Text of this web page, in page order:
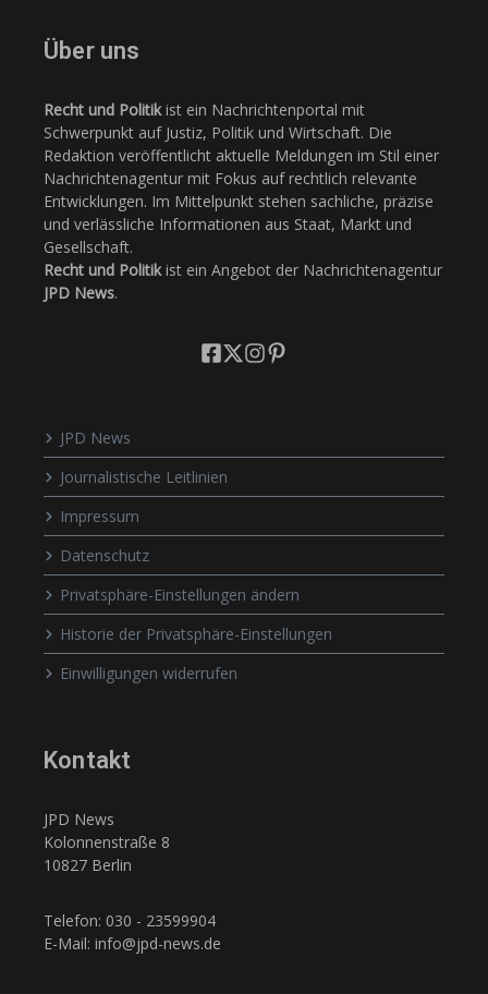
Über uns
Recht und Politikist ein Nachrichtenportal mit
Schwerpunkt auf Justiz, Politik und Wirtschaft. Die
Redaktion veröffentlicht aktuelle Meldungen im Stil einer
Nachrichtenagentur mit Fokus auf rechtlich relevante
Entwicklungen. Im Mittelpunkt stehen sachliche, präzise
und verlässliche Informationen aus Staat, Markt und
Gesellschaft.
Recht und Politikist ein Angebot der Nachrichtenagentur
JPD News.
JPD News
Journalistische Leitlinien
Impressum
Datenschutz
Privatsphäre-Einstellungen ändern
Historie der Privatsphäre-Einstellungen
Einwilligungen widerrufen
Kontakt
JPD News
Kolonnenstraße 8
10827 Berlin
Telefon: 030 - 23599904
E-Mail: info@jpd-news.de